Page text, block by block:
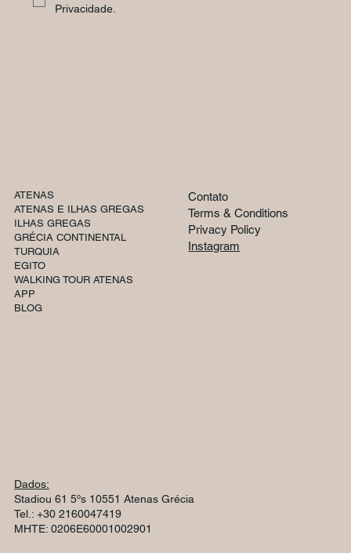
Privacidade.
ATENAS
ATENAS E ILHAS GREGAS
ILHAS GREGAS
GRÉCIA CONTINENTAL
TURQUIA
EGITO
WALKING TOUR ATENAS
APP
BLOG
Contato
Terms & Conditions
Privacy Policy
Instagram
Dados:
Stadiou 61 5ºs 10551 Atenas Grécia
Tel.: +30 2160047419
MHTE: 0206E60001002901